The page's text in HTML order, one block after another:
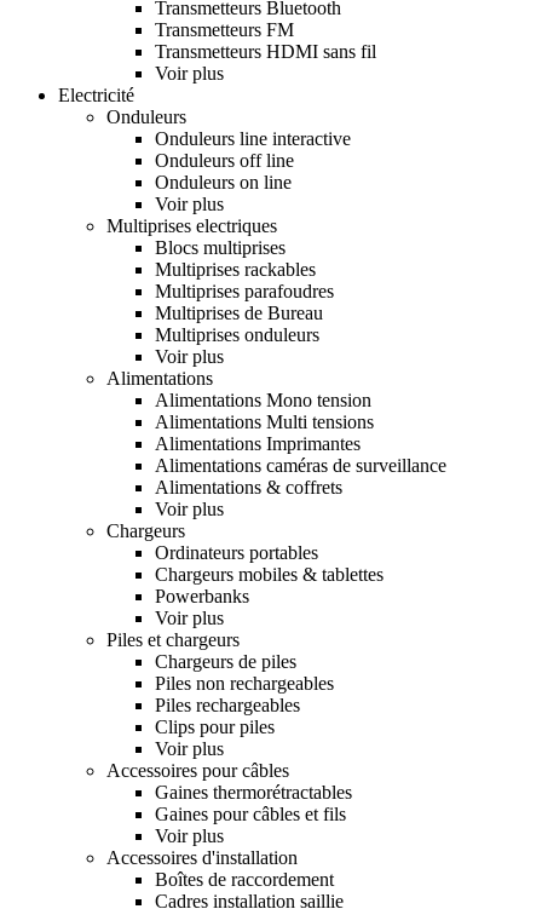
Transmetteurs Bluetooth
Transmetteurs FM
Transmetteurs HDMI sans fil
Voir plus
Electricité
Onduleurs
Onduleurs line interactive
Onduleurs off line
Onduleurs on line
Voir plus
Multiprises electriques
Blocs multiprises
Multiprises rackables
Multiprises parafoudres
Multiprises de Bureau
Multiprises onduleurs
Voir plus
Alimentations
Alimentations Mono tension
Alimentations Multi tensions
Alimentations Imprimantes
Alimentations caméras de surveillance
Alimentations & coffrets
Voir plus
Chargeurs
Ordinateurs portables
Chargeurs mobiles & tablettes
Powerbanks
Voir plus
Piles et chargeurs
Chargeurs de piles
Piles non rechargeables
Piles rechargeables
Clips pour piles
Voir plus
Accessoires pour câbles
Gaines thermorétractables
Gaines pour câbles et fils
Voir plus
Accessoires d'installation
Boîtes de raccordement
Cadres installation saillie